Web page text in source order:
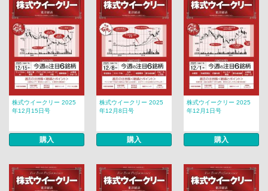
株式ウイークリー 2025
年12月15日号
購入
株式ウイークリー 2025
年12月8日号
購入
株式ウイークリー 2025
年12月1日号
購入